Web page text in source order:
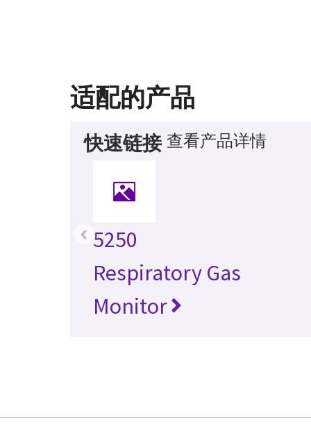
适配的产品
快速链接 查看产品详情
5250
Respiratory Gas
Monitor
‹